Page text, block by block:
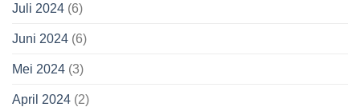
Juli 2024 (6)
Juni 2024 (6)
Mei 2024 (3)
April 2024 (2)